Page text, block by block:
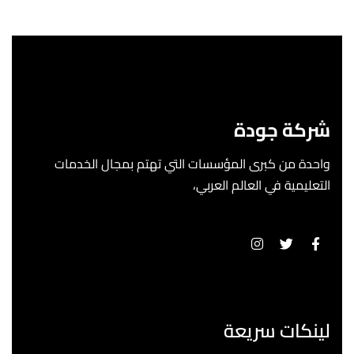
شركة جودة
واحدة من كبرى المؤسسات التي تهتم بمجال الخدمات
التعليمية في العالم العربي،
لينكات سريعة